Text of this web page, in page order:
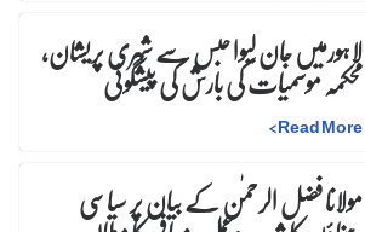
لاہورمیں جان لیوا حبس سے شہری پریشان،
محکمہ موسمیات کی بارش کی پیشگوئی
Read More
>
مولانا فضل الرحمٰن کے بیان پر سیاسی